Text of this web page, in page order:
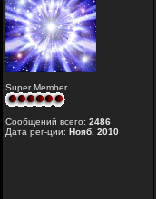
Super Member
Сообщений всего: 2486
Дата рег-ции: Нояб. 2010